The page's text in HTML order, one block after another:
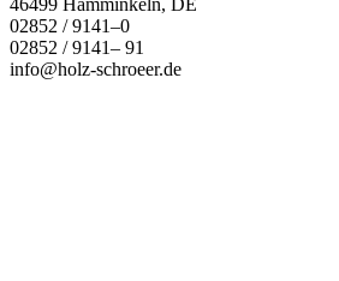
02852 / 9141–0
02852 / 9141– 91
info@holz-schroeer.de